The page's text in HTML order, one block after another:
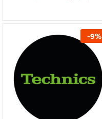
-9%